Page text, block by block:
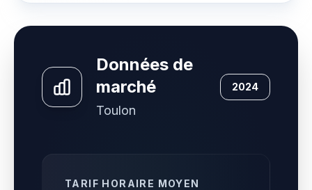
Données de
marché
Toulon
2024
TARIF HORAIRE MOYEN